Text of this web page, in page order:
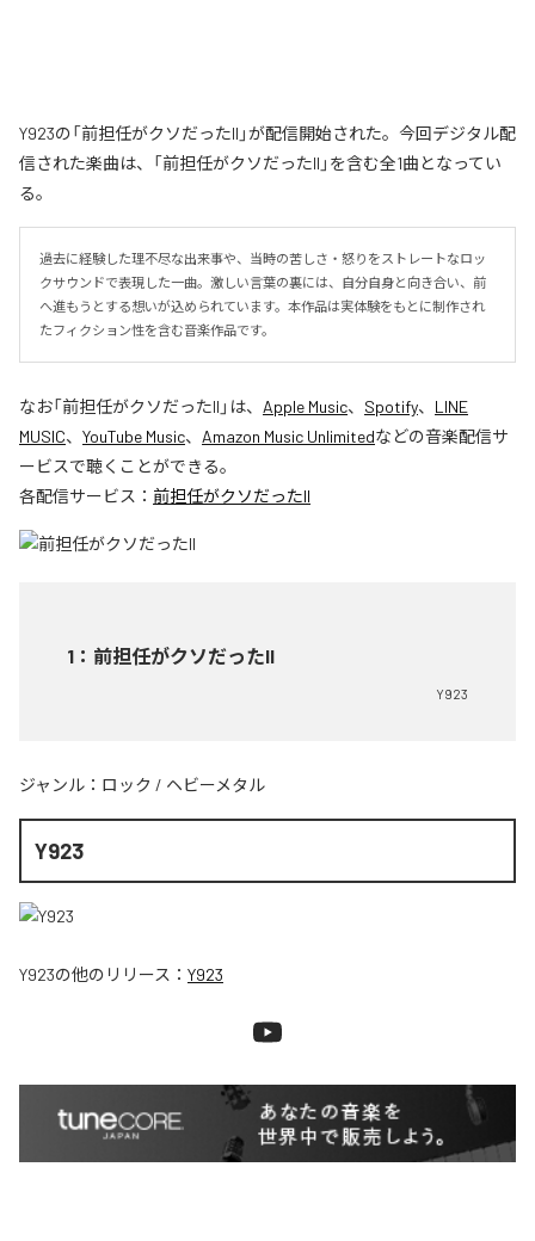
Y923の「前担任がクソだったII」が配信開始された。今回デジタル配
信された楽曲は、「前担任がクソだったII」を含む全1曲となってい
る。
過去に経験した理不尽な出来事や、当時の苦しさ・怒りをストレートなロッ
クサウンドで表現した一曲。激しい言葉の裏には、自分自身と向き合い、前
へ進もうとする想いが込められています。本作品は実体験をもとに制作され
たフィクション性を含む音楽作品です。
なお「前担任がクソだったII 」は、 Apple Music、 Spotify、 LINE
MUSIC、 YouTube Music、 Amazon Music Unlimitedなどの音楽配信サ
ービスで聴くことができる。
各配信サービス： 前担任がクソだったII
1 ： 前担任がクソだったII
Y923
ジャンル： ロック / ヘビーメタル
Y923
Y923の他のリリース： Y923